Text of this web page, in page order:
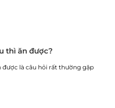
thì ăn được?
là câu hỏi rất thường gặp